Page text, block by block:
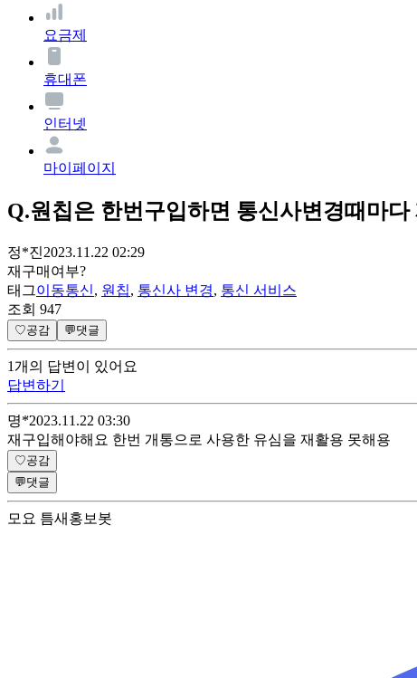
요금제
휴대폰
인터넷
마이페이지
Q.원칩은 한번구입하면 통신사변경때마
정*진2023.11.22 02:29
재구매여부?
태그이동통신, 원칩, 통신사 변경, 통신 서비스
조회 947
♡공감 💬댓글
1개 의 답변이 있어요
답변하기
명*̈2023.11.22 03:30
재구입해야해요 한번 개통으로 사용한 유심을 재활용 못해용
♡공감
💬댓글
모요 틈새홍보봇